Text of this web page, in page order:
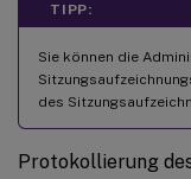
TIPP:
Sie können die
des
Protokollierung